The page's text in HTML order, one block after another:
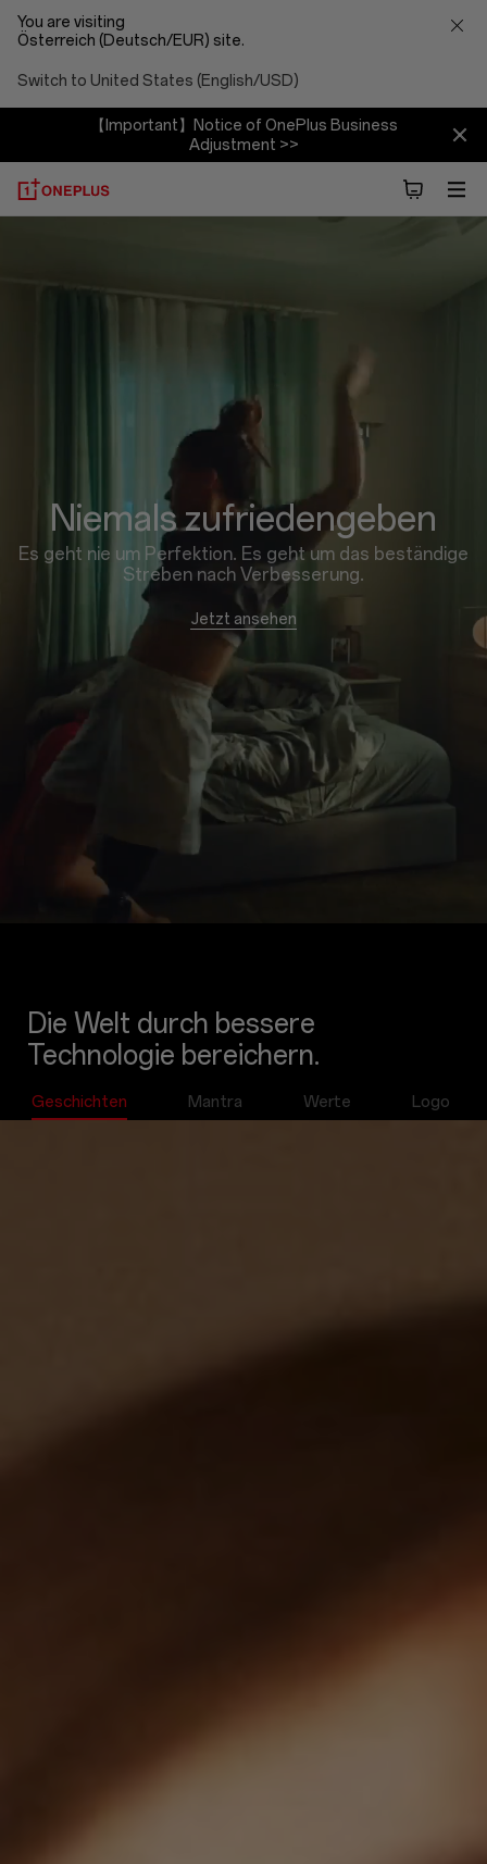
You are visiting
Österreich (Deutsch/EUR) site.
Switch to United States (English/USD)
【Important】Notice of OnePlus Business
Adjustment >>
OnePlus
(NEVER
Niemals zufriedengeben
Es geht nie um Perfektion. Es geht um das beständige
Streben nach Verbesserung.
Jetzt ansehen
Die Welt durch bessere
Technologie bereichern.
Geschichten Mantra Werte Logo